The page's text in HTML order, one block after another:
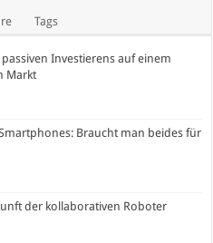
Tags
Investierens auf einem
Markt
Smartphones: Braucht man beides für
der kollaborativen Roboter